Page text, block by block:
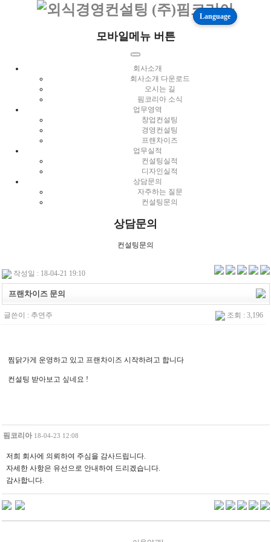
Language
모바일메뉴 버튼
회사소개
회사소개 다운로드
오시는 길
핌코리아 소식
업무영역
창업컨설팅
경영컨설팅
프랜차이즈
업무실적
컨설팅실적
디자인실적
상담문의
자주하는 질문
컨설팅문의
상담문의
컨설팅문의
작성일 : 18-04-21 19:10
프랜차이즈 문의
글쓴이 : 추연주 조회 : 3,196
찜닭가게 운영하고 있고 프랜차이즈 시작하려고 합니다
컨설팅 받아보고 싶네요 !
핌코리아 18-04-23 12:08
저희 회사에 의뢰하여 주심을 감사드립니다.
자세한 사항은 유선으로 안내하여 드리겠습니다.
감사합니다.